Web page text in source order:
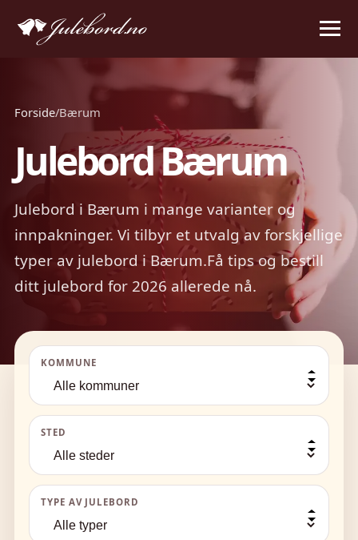
Forside/Bærum
Julebord Bærum
Julebord i Bærum i mange varianter og
innpakninger. Vi tilbyr et utvalg av forskjellige
typer av julebord i Bærum.Få tips og bestill
ditt julebord for 2026 allerede nå.
KOMMUNE
STED
TYPE AV JULEBORD